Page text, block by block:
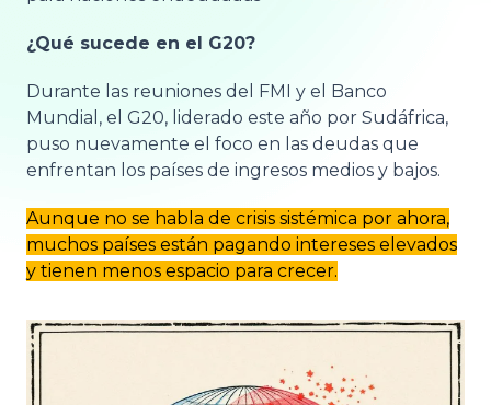
¿Qué sucede en el G20?
Durante las reuniones del FMI y el Banco
Mundial, el G20, liderado este año por Sudáfrica,
puso nuevamente el foco en las deudas que
enfrentan los países de ingresos medios y bajos.
Aunque no se habla de crisis sistémica por ahora,
muchos países están pagando intereses elevados
y tienen menos espacio para crecer.